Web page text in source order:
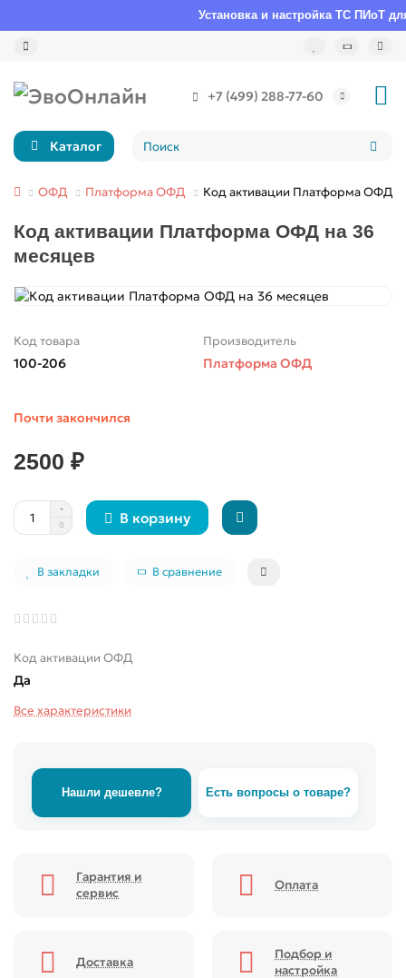
Установка и настройка ТС ПИоТ
+7 (499) 288-77-60
Каталог
ОФД Платформа ОФД Код активации Платформа ОФД
Код активации Платформа ОФД на 36
месяцев
Код товара
100-206
Производитель
Платформа ОФД
Почти закончился
2500 ₽
В корзину
В закладки В сравнение
Код активации ОФД
Да
Все характеристики
Нашли дешевле? Есть вопросы о товаре?
Гарантия и
сервис
Оплата
Доставка
Подбор и
настройка